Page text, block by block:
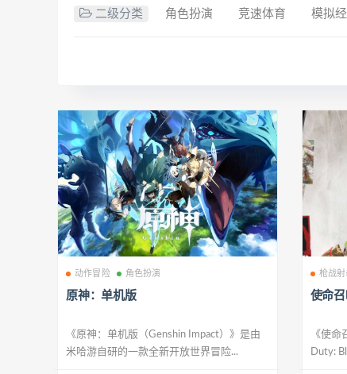
二级分类 角色扮演 竞速体育 模拟
动作冒险 角色扮演
原神：单机版
《原神：单机版（Genshin Impact）》是由
米哈游自研的一款全新开放世界冒险...
枪战射
使命
《使
Duty: